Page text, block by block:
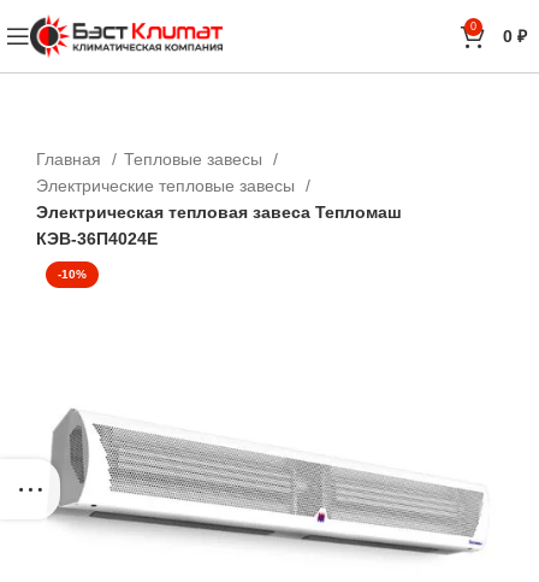
0 0 ₽
Главная
Тепловые завесы
Электрические тепловые завесы
Электрическая тепловая завеса Тепломаш
КЭВ-36П4024Е
-10%